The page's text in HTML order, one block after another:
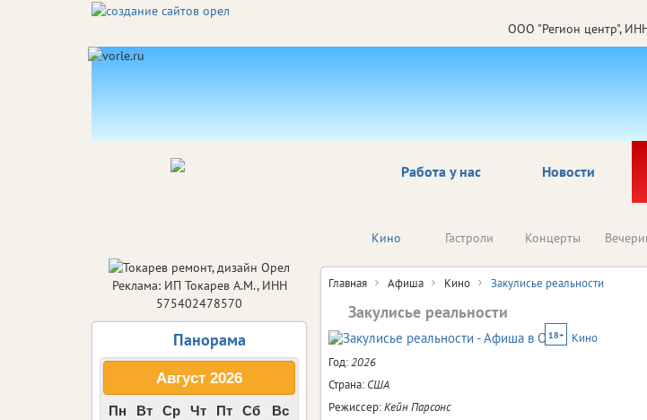
ООО "Регион центр",
Работа у нас Новости
Кино Гастроли Концерты
Главная Афиша Кино Закулисье реальности
Закулисье реальности
18+
Кино
Год:2026
Страна: США
Режиссер:Кейн Парсонс
Реклама: ИП Токарев А.М., ИНН
575402478570
Панорама
Август 2026
Пн Вт Ср Чт Пт Сб
Вс